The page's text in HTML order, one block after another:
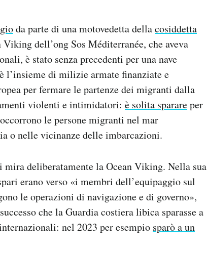
da parte di una motovedetta dellacosiddetta
dell’ong Sos Méditerranée, che aveva
è stato senza precedenti per una nave
l’insieme di milizie armate finanziate e
per fermare le partenze dei migranti dalla
violenti e intimidatori: è solita sparareper
le persone migranti nel mar
o nelle vicinanze delle imbarcazioni.
mira deliberatamente la Ocean Viking. Nella sua
erano verso «i membri dell’equipaggio sul
le operazioni di navigazione e di governo»,
che la Guardia costiera libica sparasse a
nel 2023 per esempio sparò a un